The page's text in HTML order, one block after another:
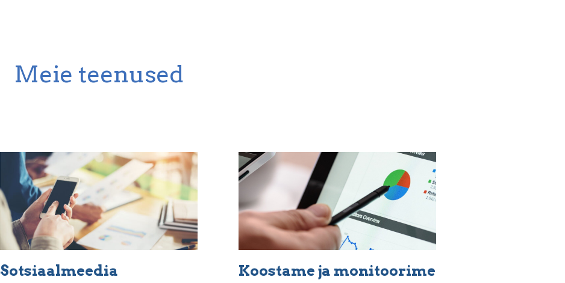
Meie teenused
Sotsiaalmeedia
Koostame ja monitoorime